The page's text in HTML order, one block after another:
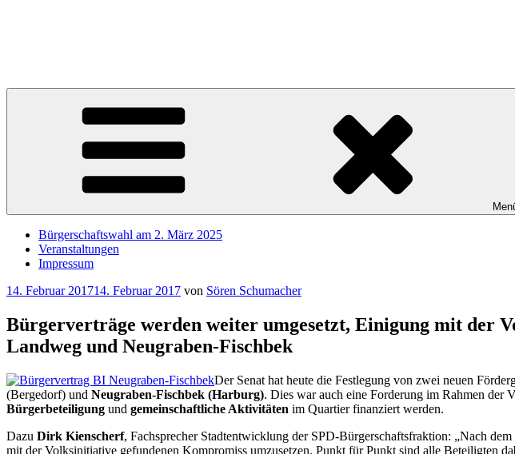
Bürgerschaftswahl am 2. März 2025
Veranstaltungen
Impressum
Veröffentlicht
14. Februar 201714. Februar 2017 von Sören Schumacher
Bürgerverträge werden weiter umgesetzt, Einigung mit
Landweg und Neugraben-Fischbek
Der Senat hat heute die Festlegung von zwei neuen
(Bergedorf) und Neugraben-Fischbek (Harburg). Dies war auch eine Forderung im Rahmen der
Bürgerbeteiligung und gemeinschaftliche Aktivitäten im Quartier finanziert werden.
Dazu Dirk Kienscherf, Fachsprecher Stadtentwicklung der SPD-Bürgerschaftsfraktion: „Nach
mit der Volksinitiative gefundenen Kompromiss umzusetzen. Punkt für Punkt sind alle Beteiligten